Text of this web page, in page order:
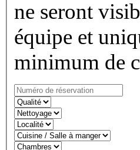
ne seront
équipe et
minimum de